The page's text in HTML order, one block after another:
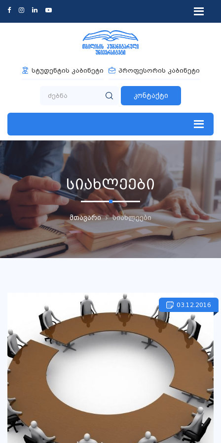
სტუდენტის კაბინეტი პროფესორის კაბინეტი
კონტაქტი
სიახლეები
მთავარი სიახლეები
03.12.2016